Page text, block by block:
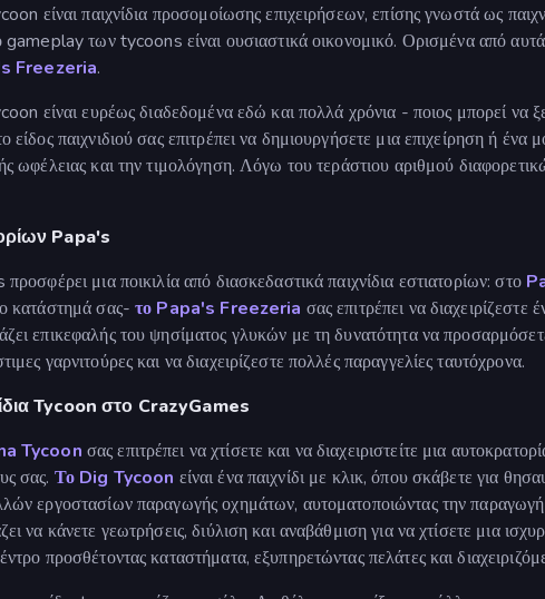
είναι παιχνίδια προσομοίωσης επιχειρήσεων, επίσης γνωστά ως
gameplay των tycoons είναι ουσιαστικά οικονομικό. Ορισμένα από
Freezeria.
είναι ευρέως διαδεδομένα εδώ και πολλά χρόνια - ποιος
παιχνιδιού σας επιτρέπει να δημιουργήσετε μια επιχείρηση ή
ωφέλειας και την τιμολόγηση. Λόγω του τεράστιου αριθμού
Papa's
μια ποικιλία από διασκεδαστικά παιχνίδια εστιατορίων: στο
κατάστημά σας-το Papa's Freezeria σας επιτρέπει να
επικεφαλής του ψησίματος γλυκών με τη δυνατότητα να
γαρνιτούρες και να διαχειρίζεστε πολλές παραγγελίες ταυτόχρονα.
Tycoon στο CrazyGames
Tycoon σας επιτρέπει να χτίσετε και να διαχειριστείτε μια
σας. Το Dig Tycoon είναι ένα παιχνίδι με κλικ, όπου σκάβετε για
εργοστασίων παραγωγής οχημάτων, αυτοματοποιώντας την παραγωγή
να κάνετε γεωτρήσεις, διύλιση και αναβάθμιση για να χτίσετε μια
προσθέτοντας καταστήματα, εξυπηρετώντας πελάτες και